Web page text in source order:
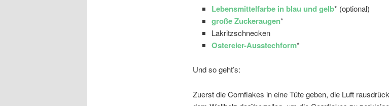
Lebensmittelfarbe in blau und gelb* (optional)
große Zuckeraugen*
Lakritzschnecken
Ostereier-Ausstechform*
Und so geht’s:
Zuerst die Cornflakes in eine Tüte geben, die Luft